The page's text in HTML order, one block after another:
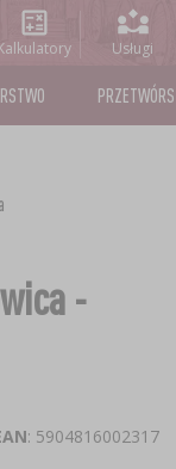
Usługi
-
: 5904816002317